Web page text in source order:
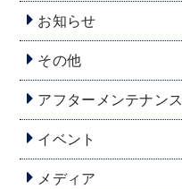
お知らせ
その他
アフターメンテナンス
イベント
メディア